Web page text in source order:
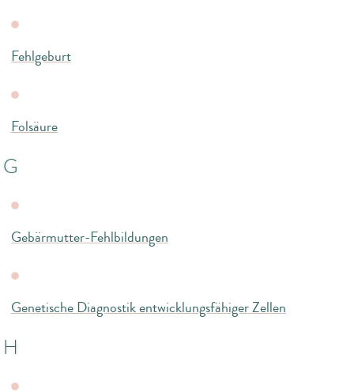
Fehlgeburt
Folsäure
G
Gebärmutter-Fehlbildungen
Genetische Diagnostik entwicklungsfähiger Zellen
H